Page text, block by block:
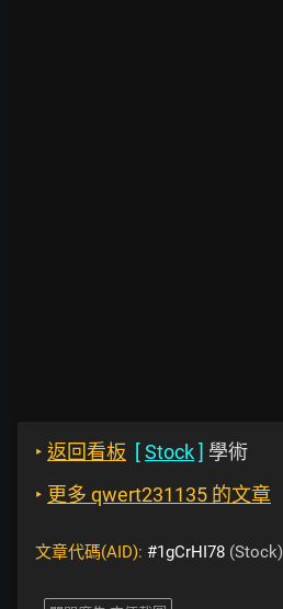
‣ 返回看板 [Stock] 學術
‣ 更多 qwert231135 的文章
文章代碼(AID): #1gCrHI78 (Stock)